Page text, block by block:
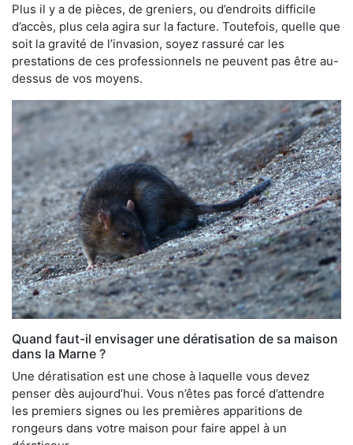
Plus il y a de pièces, de greniers, ou d’endroits difficile
d’accès, plus cela agira sur la facture. Toutefois, quelle que
soit la gravité de l’invasion, soyez rassuré car les
prestations de ces professionnels ne peuvent pas être au-
dessus de vos moyens.
Quand faut-il envisager une dératisation de sa maison
dans la Marne ?
Une dératisation est une chose à laquelle vous devez
penser dès aujourd’hui. Vous n’êtes pas forcé d’attendre
les premiers signes ou les premières apparitions de
rongeurs dans votre maison pour faire appel à un